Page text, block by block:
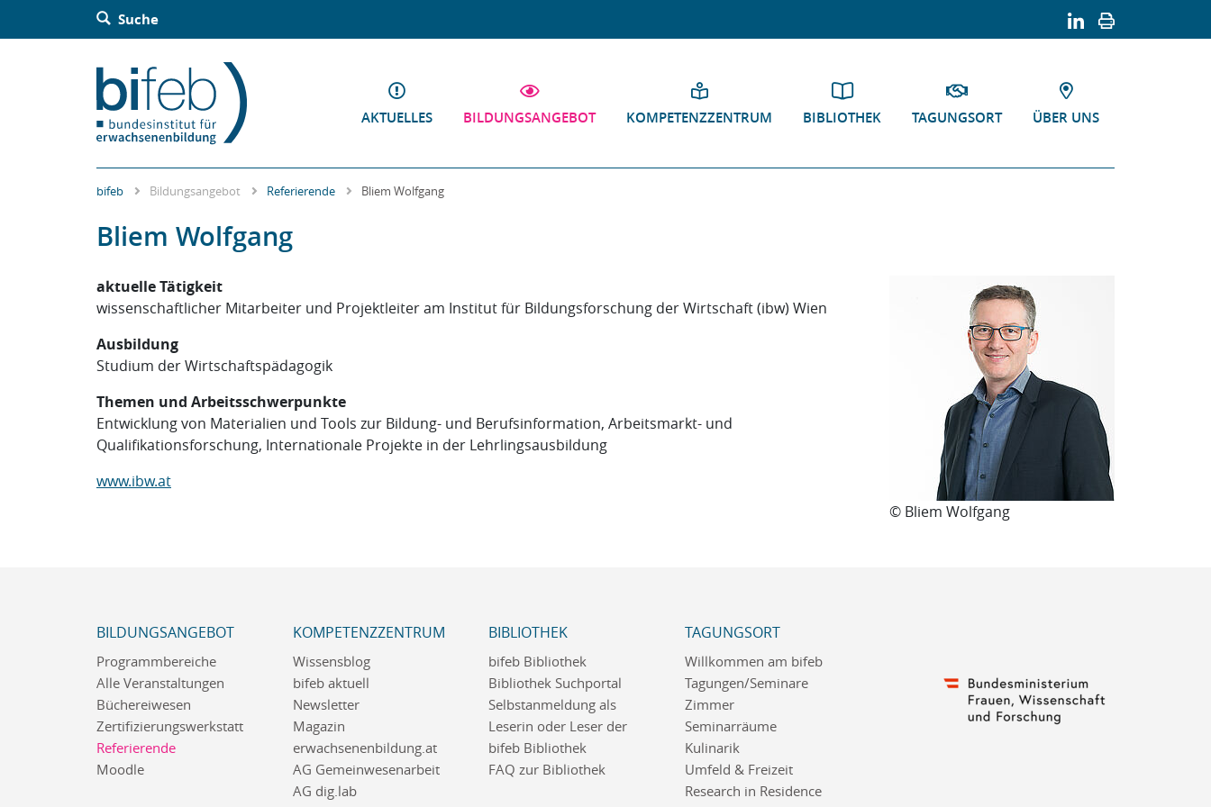
Barrierefreie Bedienung der Webseite:
Zur Navigation springen
Zur Suche springenAccesskey: [Alt+2]
Zum Inhalt springenAccesskey: [Alt+3]
Zur Sitemap springen
Zum Kontakt springen
Suche
AKTUELLES BILDUNGSANGEBOT KOMPETENZZENTRUM BIBLIOTHEK TAGUNGSORT ÜBER UNS
bifeb Bildungsangebot Referierende Bliem Wolfgang
Bliem Wolfgang
© Bliem Wolfgang
aktuelle Tätigkeit
wissenschaftlicher Mitarbeiter und Projektleiter am Institut für Bildungsforschung der Wirtschaft (ibw) Wien
Ausbildung
Studium der Wirtschaftspädagogik
Themen und Arbeitsschwerpunkte
Entwicklung von Materialien und Tools zur Bildung- und Berufsinformation, Arbeitsmarkt- und
Qualifikationsforschung, Internationale Projekte in der Lehrlingsausbildung
www.ibw.at
BILDUNGSANGEBOT
Programmbereiche
Alle Veranstaltungen
Büchereiwesen
Zertifizierungswerkstatt
Referierende
Moodle
KOMPETENZZENTRUM
Wissensblog
bifeb aktuell
Newsletter
Magazin
erwachsenenbildung.at
AG Gemeinwesenarbeit
AG dig.lab
BIBLIOTHEK
bifeb Bibliothek
Bibliothek Suchportal
Selbstanmeldung als
Leserin oder Leser der
bifeb Bibliothek
FAQ zur Bibliothek
TAGUNGSORT
Willkommen am bifeb
Tagungen/Seminare
Zimmer
Seminarräume
Kulinarik
Umfeld & Freizeit
Research in Residence